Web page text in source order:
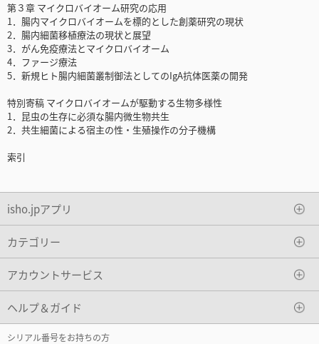
第３章 マイクロバイオーム研究の応用
1．腸内マイクロバイオームを標的とした創薬研究の現状
2．腸内細菌移植療法の現状と展望
3．がん免疫療法とマイクロバイオーム
4．ファージ療法
5．新規ヒト腸内細菌叢制御法としてのIgA抗体医薬の開発
特別寄稿 マイクロバイオームが駆動する生物多様性
1．昆虫の生存に必須な腸内微生物共生
2．共生細菌による宿主の性・生殖操作の分子機構
索引
isho.jpアプリ
カテゴリー
アカウントサービス
ヘルプ＆ガイド
シリアル番号をお持ちの方